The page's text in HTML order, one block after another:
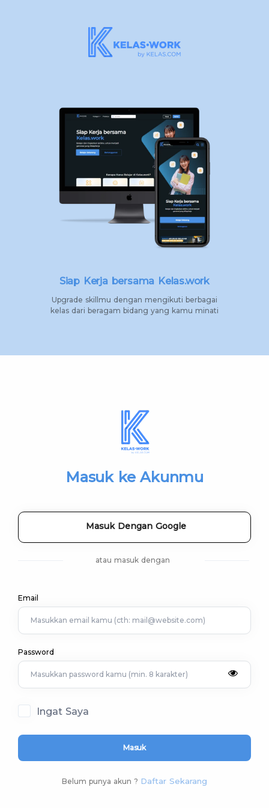
Siap Kerja bersama Kelas.work
Upgrade skillmu dengan mengikuti berbagai
kelas dari beragam bidang yang kamu minati
Masuk ke Akunmu
Masuk Dengan Google
atau masuk dengan
Email
Password
Ingat Saya
Masuk
Belum punya akun ? Daftar Sekarang